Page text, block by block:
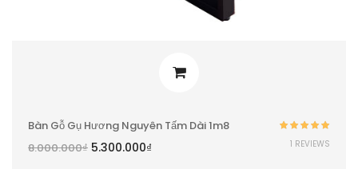
Bàn Gỗ Gụ Hương Nguyên Tấm Dài 1m8
8.000.000₫ 5.300.000₫
Được xếp
hạng5.00 5
1 REVIEWS